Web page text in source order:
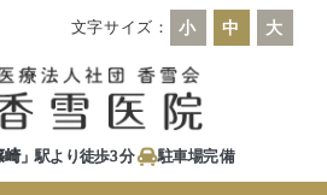
文字サイズ： 小 中 大
崎」駅より徒歩3分 駐車場完備